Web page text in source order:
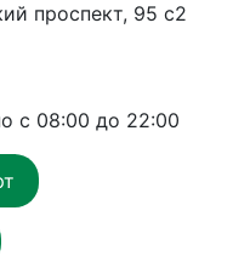
проспект, 95 с2
с 08:00 до 22:00